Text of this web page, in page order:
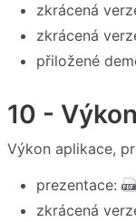
zkrácená
zkrácená
přiložené
10 -
Výkon aplikace,
prezentace:
zkrácená